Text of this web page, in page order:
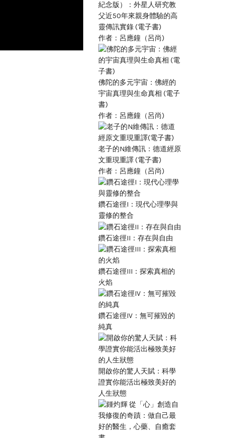
紀念版）：外星人研究教
父近50年來親身體驗的高
靈傳訊實錄 (電子書)
作者：呂應鐘（呂尚)
佛陀的多元宇宙：佛經的
宇宙真理與生命真相 (電子
書)
作者：呂應鐘（呂尚)
老子的N維傳訊：德道經原
文重現重譯 (電子書)
作者：呂應鐘（呂尚)
鑽石途徑I：現代心理學與
靈修的整合
鑽石途徑II：存在與自由
鑽石途徑III：探索真相的
火焰
鑽石途徑IV：無可摧毀的
純真
開啟你的驚人天賦：科學
證實你能活出極致美好的
人生狀態